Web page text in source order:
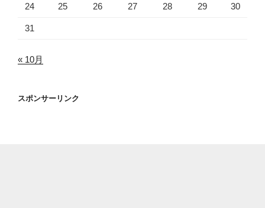
24 25 26 27 28 29 30
31
« 10月
スポンサーリンク